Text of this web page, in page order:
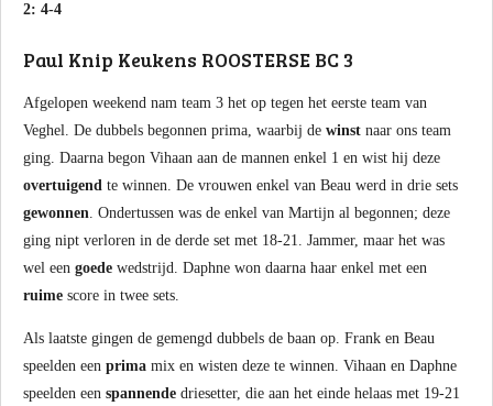
2: 4-4
Paul Knip Keukens ROOSTERSE BC 3
Afgelopen weekend nam team 3 het op tegen het eerste team van
Veghel. De dubbels begonnen prima, waarbij de winst naar ons team
ging. Daarna begon Vihaan aan de mannen enkel 1 en wist hij deze
overtuigend te winnen. De vrouwen enkel van Beau werd in drie sets
gewonnen. Ondertussen was de enkel van Martijn al begonnen; deze
ging nipt verloren in de derde set met 18-21. Jammer, maar het was
wel een goede wedstrijd. Daphne won daarna haar enkel met een
ruime score in twee sets.
Als laatste gingen de gemengd dubbels de baan op. Frank en Beau
speelden een prima mix en wisten deze te winnen. Vihaan en Daphne
speelden een spannende driesetter, die aan het einde helaas met 19-21